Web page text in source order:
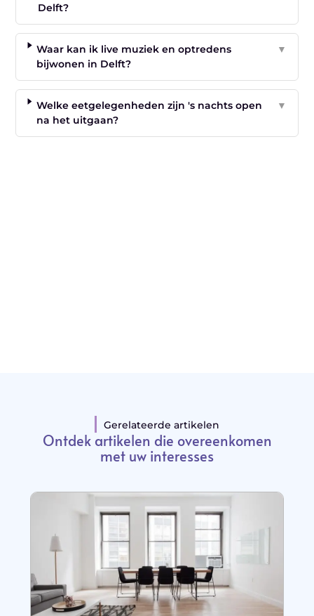
Delft?
Waar kan ik live muziek en optredens
bijwonen in Delft?
▼
Welke eetgelegenheden zijn 's nachts open
na het uitgaan?
▼
Gerelateerde artikelen
Ontdek artikelen die overeenkomen
met uw interesses